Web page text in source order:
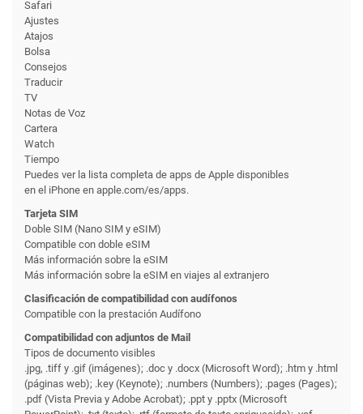
Safari
Ajustes
Atajos
Bolsa
Consejos
Traducir
TV
Notas de Voz
Cartera
Watch
Tiempo
Puedes ver la lista completa de apps de Apple disponibles
en el iPhone en apple.com/es/apps.
Tarjeta SIM
Doble SIM (Nano SIM y eSIM)
Compatible con doble eSIM
Más información sobre la eSIM
Más información sobre la eSIM en viajes al extranjero
Clasificación de compati­bilidad con audífonos
Compatible con la prestación Audífono
Compati­bilidad con adjuntos de Mail
Tipos de documento visibles
.jpg, .tiff y .gif (imágenes); .doc y .docx (Microsoft Word); .htm y .html
(páginas web); .key (Keynote); .numbers (Numbers); .pages (Pages);
.pdf (Vista Previa y Adobe Acrobat); .ppt y .pptx (Microsoft